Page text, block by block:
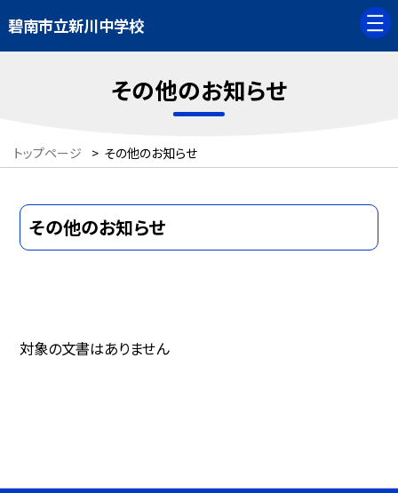
碧南市立新川中学校
その他のお知らせ
トップページ > その他のお知らせ
その他のお知らせ
対象の文書はありません